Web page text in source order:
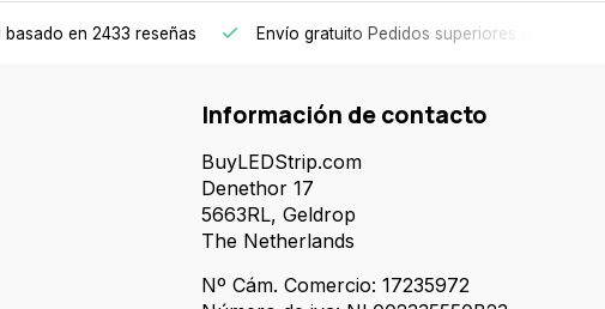
basado en 2433 reseñas Envío gratuito Pedidos superiores a 150€
Información de contacto
BuyLEDStrip.com
Denethor 17
5663RL, Geldrop
The Netherlands
Nº Cám. Comercio: 17235972